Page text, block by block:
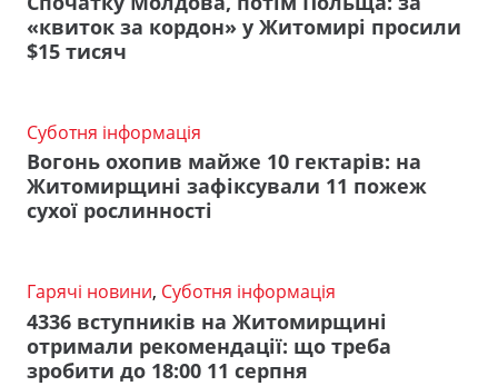
«квиток за кордон» у Житомирі просили
$15 тисяч
Суботня інформація
Вогонь охопив майже 10 гектарів: на
Житомирщині зафіксували 11 пожеж
сухої рослинності
Гарячі новини, Суботня інформація
4336 вступників на Житомирщині
отримали рекомендації: що треба
зробити до 18:00 11 серпня